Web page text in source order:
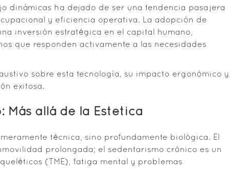
dinámicas ha dejado de ser una tendencia pasajera
y eficiencia operativa. La adopción de
inversión estratégica en el capital humano,
que responden activamente a las necesidades
sobre esta tecnología, su impacto ergonómico y
exitosa.
Más allá de la Estética
técnica, sino profundamente biológica. El
prolongada; el sedentarismo crónico es un
(TME), fatiga mental y problemas